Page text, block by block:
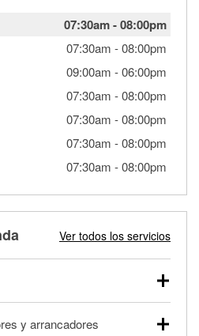
07:30am-08:00pm
07:30am -08:00pm
09:00am -06:00pm
07:30am -08:00pm
07:30am -08:00pm
07:30am -08:00pm
07:30am -08:00pm
Ver todos los servicios
comerciales y
y arrancadores